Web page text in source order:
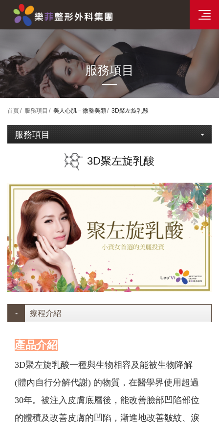
樂菲時尚整形選單
服務項目
首頁 服務項目 美人心肌－微整美顏 3D聚左旋乳酸
服務項目
3D聚左旋乳酸
療程介紹
產品介紹
3D聚左旋乳酸一種與生物相容及能被生物降解
(體內自行分解代謝) 的物質，在醫學界使用超過
30年。被注入皮膚底層後，能改善臉部凹陷部位
的體積及改善皮膚的凹陷，漸進地改善皺紋、淚
分院資訊